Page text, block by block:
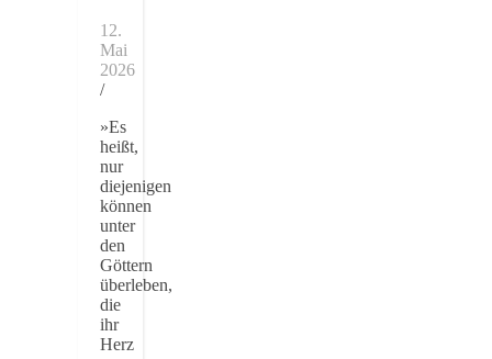
12.
Mai
2026
/
»Es
heißt,
nur
diejenigen
können
unter
den
Göttern
überleben,
die
ihr
Herz